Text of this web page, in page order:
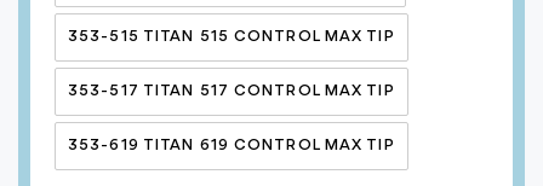
353-515 TITAN 515 CONTROL MAX TIP
353-517 TITAN 517 CONTROL MAX TIP
353-619 TITAN 619 CONTROL MAX TIP